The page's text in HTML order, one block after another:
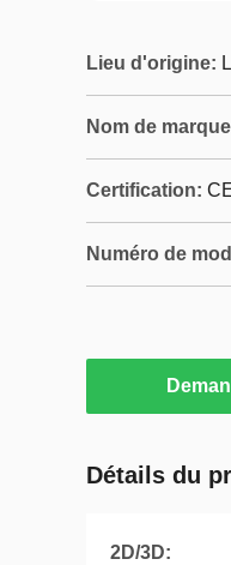
Lieu d'origine:
Nom de
Certification:
Numéro de
Détails du
2D/3D: